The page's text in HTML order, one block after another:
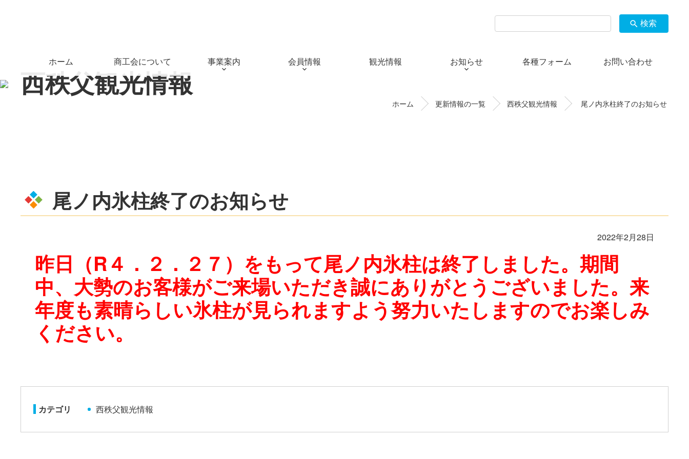
文
へ
search 検索
ホーム 商工会について 事業案内 会員情報 観光情報 お知らせ 各種フォーム お問い合わせ
西秩父観光情報
尾ノ内氷柱終了のお知らせ
2022年2月28日
昨日（R４．２．２７）をもって尾ノ内氷柱は終了しました。期間
中、大勢のお客様がご来場いただき誠にありがとうございました。来
年度も素晴らしい氷柱が見られますよう努力いたしますのでお楽しみ
ください。
カテゴリ 西秩父観光情報
ホーム 更新情報の一覧 西秩父観光情報 尾ノ内氷柱終了のお知らせ